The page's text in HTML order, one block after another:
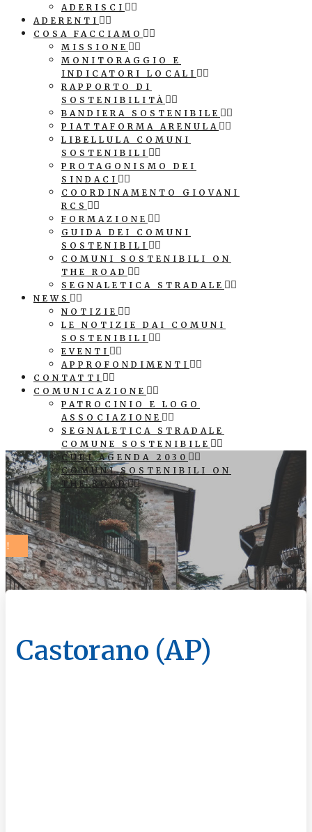
ADERISCI
ADERENTI
COSA FACCIAMO
MISSIONE
MONITORAGGIO E
INDICATORI LOCALI
RAPPORTO DI
SOSTENIBILITÀ
BANDIERA SOSTENIBILE
PIATTAFORMA ARENULA
LIBELLULA COMUNI
SOSTENIBILI
PROTAGONISMO DEI
SINDACI
COORDINAMENTO GIOVANI
RCS
FORMAZIONE
GUIDA DEI COMUNI
SOSTENIBILI
COMUNI SOSTENIBILI ON
THE ROAD
SEGNALETICA STRADALE
NEWS
NOTIZIE
LE NOTIZIE DAI COMUNI
SOSTENIBILI
EVENTI
APPROFONDIMENTI
CONTATTI
COMUNICAZIONE
PATROCINIO E LOGO
ASSOCIAZIONE
SEGNALETICA STRADALE
COMUNE SOSTENIBILE
CUBI AGENDA 2030
COMUNI SOSTENIBILI ON
THE ROAD
Castorano (AP)